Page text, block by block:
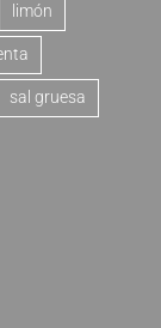
limón
sal gruesa